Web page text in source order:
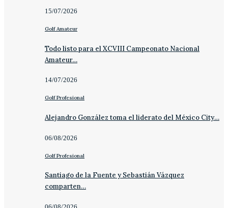
15/07/2026
Golf Amateur
Todo listo para el XCVIII Campeonato Nacional
Amateur…
14/07/2026
Golf Profesional
Alejandro González toma el liderato del México City…
06/08/2026
Golf Profesional
Santiago de la Fuente y Sebastián Vázquez
comparten…